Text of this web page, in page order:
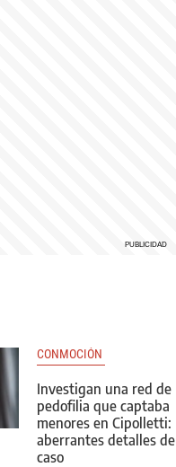
CONMOCIÓN
Investigan una red de
pedofilia que captaba
menores en Cipolletti:
aberrantes detalles del
caso